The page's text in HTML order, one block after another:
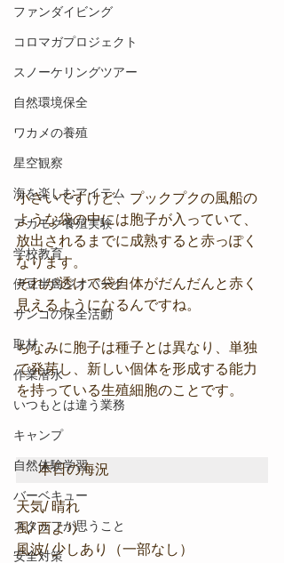
ファンダイビング
コロマガプロジェクト
スノーケリングツアー
自然環境保全
ワカメの養殖
星空観察
海を楽しむアイテム
アカモク養殖実験
学校教育
伊豆半島ジオパーク
サンゴの保全活動
取材
作業潜水
いつもとは違う業務
キャンプ
自然体験学習
バーベキュー
スタッフが思うこと
安全対策
小さいですけど、プックプクの風船の
ような袋の中には胞子が入っていて、
放出されるまでに成熟すると赤っぽく
なります。
それが透けて袋自体がだんだんと赤く
見えるようになるんですね。
ちなみに胞子は種子とは異なり、単独
で発芽し、新しい個体を形成する能力
を持っている生殖細胞のことです。
本日の海況
天気/ 晴れ
風/ 西より
風波/ 少しあり（一部なし）